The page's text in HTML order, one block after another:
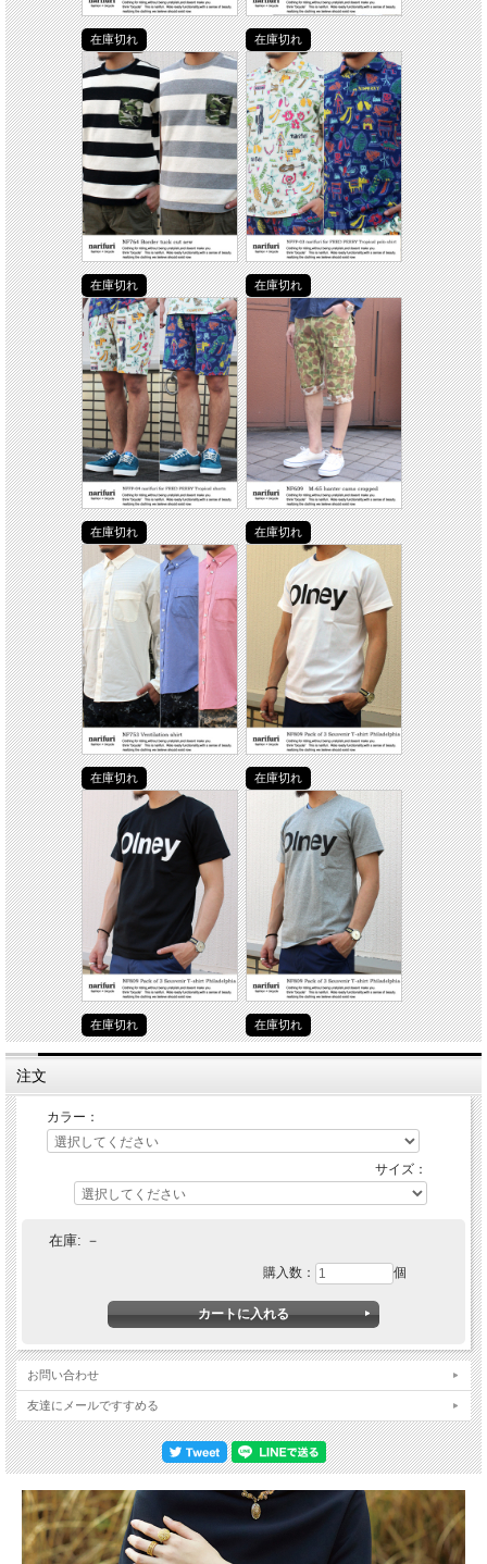
在庫切れ 在庫切れ
在庫切れ 在庫切れ
在庫切れ 在庫切れ
在庫切れ 在庫切れ
在庫切れ 在庫切れ
注文
カラー：
サイズ：
在庫: －
購入数： 個
お問い合わせ
友達にメールですすめる